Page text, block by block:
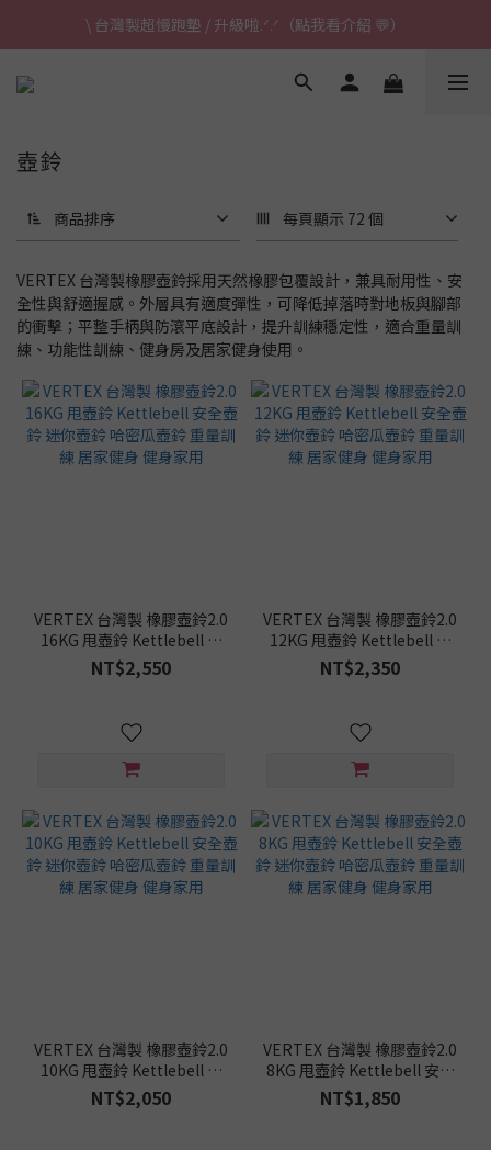
\ 台灣製超慢跑墊 / 升級啦.ᐟ.ᐟ（點我看介紹 💬）
\ 台灣製超慢跑墊 / 升級啦.ᐟ.ᐟ（點我看介紹 💬）
✈ 港澳免運｜滿HK$1,239免運 (指定商品)
壺鈴
商品排序 每頁顯示 72 個
VERTEX 台灣製橡膠壺鈴採用天然橡膠包覆設計，兼具耐用性、安
全性與舒適握感。外層具有適度彈性，可降低掉落時對地板與腳部
的衝擊；平整手柄與防滾平底設計，提升訓練穩定性，適合重量訓
練、功能性訓練、健身房及居家健身使用。
VERTEX 台灣製 橡膠壺鈴2.0
16KG 甩壺鈴 Kettlebell 安
全壺鈴 迷你壺鈴 哈密瓜壺鈴
重量訓練 居家健身 健身家用
NT$2,550
VERTEX 台灣製 橡膠壺鈴2.0
12KG 甩壺鈴 Kettlebell 安
全壺鈴 迷你壺鈴 哈密瓜壺鈴
重量訓練 居家健身 健身家用
NT$2,350
VERTEX 台灣製 橡膠壺鈴2.0
10KG 甩壺鈴 Kettlebell 安
全壺鈴 迷你壺鈴 哈密瓜壺鈴
重量訓練 居家健身 健身家用
NT$2,050
VERTEX 台灣製 橡膠壺鈴2.0
8KG 甩壺鈴 Kettlebell 安全
壺鈴 迷你壺鈴 哈密瓜壺鈴 重
量訓練 居家健身 健身家用
NT$1,850